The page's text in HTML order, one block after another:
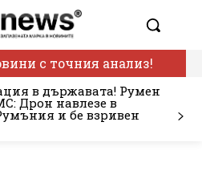
с точния анализ!
в държавата! Румен
Дрон навлезе в
и бе взривен